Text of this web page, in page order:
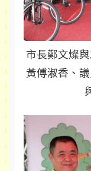
市長鄭文燦
黃傅淑香、